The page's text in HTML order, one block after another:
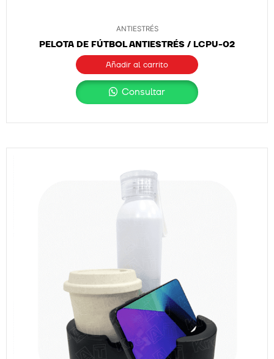
ANTIESTRÉS
PELOTA DE FÚTBOL ANTIESTRÉS / LCPU-02
Añadir al carrito
Consultar